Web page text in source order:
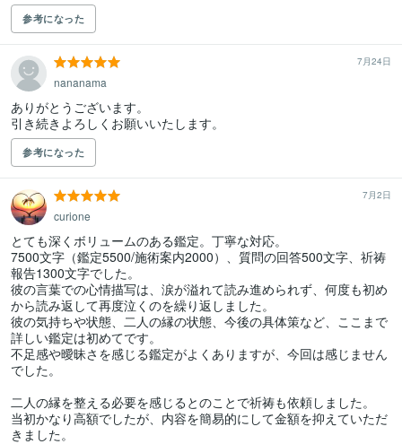
参考になった
7月24日
nananama
ありがとうございます。
引き続きよろしくお願いいたします。
参考になった
7月2日
curione
とても深くボリュームのある鑑定。丁寧な対応。
7500文字（鑑定5500/施術案内2000）、質問の回答500文字、祈祷
報告1300文字でした。
彼の言葉での心情描写は、涙が溢れて読み進められず、何度も初め
から読み返して再度泣くのを繰り返しました。
彼の気持ちや状態、二人の縁の状態、今後の具体策など、ここまで
詳しい鑑定は初めてです。
不足感や曖昧さを感じる鑑定がよくありますが、今回は感じません
でした。
二人の縁を整える必要を感じるとのことで祈祷も依頼しました。
当初かなり高額でしたが、内容を簡易的にして金額を抑えていただ
きました。